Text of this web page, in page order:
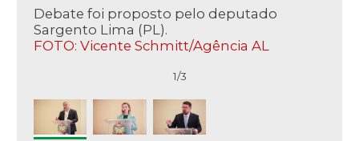
Debate foi proposto pelo deputado
Sargento Lima (PL).
FOTO: Vicente Schmitt/Agência AL
1/3